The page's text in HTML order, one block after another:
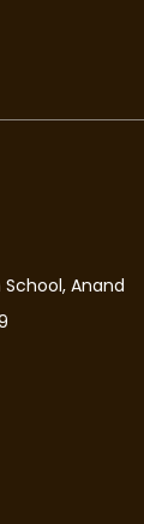
Anand